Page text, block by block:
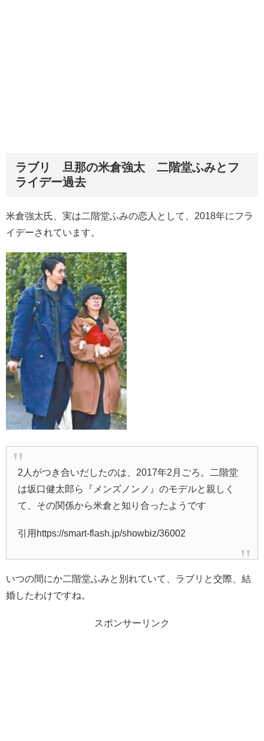
ラブリ 旦那の米倉強太 二階堂ふみとフ
ライデー過去
米倉強太氏、実は二階堂ふみの恋人として、2018年にフラ
イデーされています。
2人がつき合いだしたのは、2017年2月ごろ。二階堂
は坂口健太郎ら『メンズノンノ』のモデルと親しく
て、その関係から米倉と知り合ったようです
引用https://smart-flash.jp/showbiz/36002
いつの間にか二階堂ふみと別れていて、ラブリと交際、結
婚したわけですね。
スポンサーリンク